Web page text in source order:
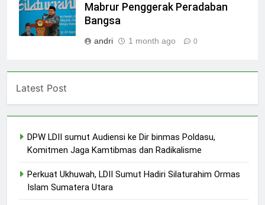
Mabrur Penggerak Peradaban
Bangsa
andri 1 month ago 0
Latest Post
DPW LDII sumut Audiensi ke Dir binmas Poldasu,
Komitmen Jaga Kamtibmas dan Radikalisme
Perkuat Ukhuwah, LDII Sumut Hadiri Silaturahim Ormas
Islam Sumatera Utara